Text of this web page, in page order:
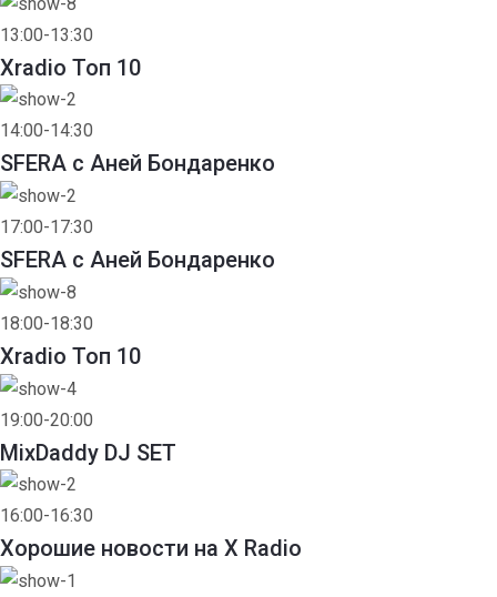
13:00-13:30
Xradio Топ 10
14:00-14:30
SFERA с Аней Бондаренко
17:00-17:30
SFERA с Аней Бондаренко
18:00-18:30
Xradio Топ 10
19:00-20:00
MixDaddy DJ SET
16:00-16:30
Хорошие новости на X Radio